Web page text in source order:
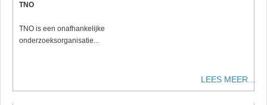
TNO
TNO is een onafhankelijke
onderzoeksorganisatie...
LEES MEER...